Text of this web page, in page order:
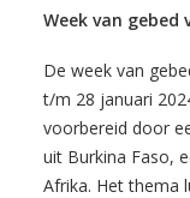
Week van gebed
De week van
t/m 28 januari
voorbereid door
uit Burkina Faso,
Afrika. Het thema